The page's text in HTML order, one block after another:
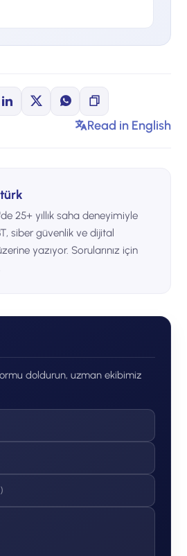
Read in English
25+ yıllık saha deneyimiyle
siber güvenlik ve dijital
yazıyor. Sorularınız için
doldurun, uzman ekibimiz